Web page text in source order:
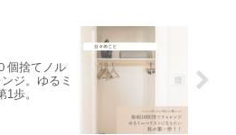
個捨てノル
ジ。ゆるミ
歩。